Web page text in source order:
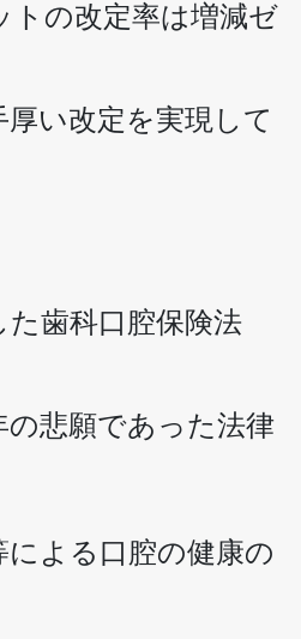
トの改定率は増減ゼ
い改定を実現して
歯科口腔保険法
の悲願であった法律
よる口腔の健康の